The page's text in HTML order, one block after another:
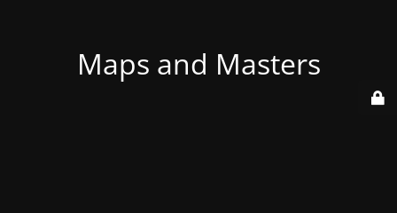
Maps and Masters